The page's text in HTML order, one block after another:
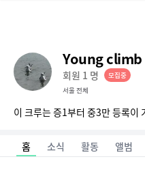
Young climb
회원 1 명
모집중
서울 전체
이 크루는 증1부터 중3만 등록이
홈 소식 활동 앨범